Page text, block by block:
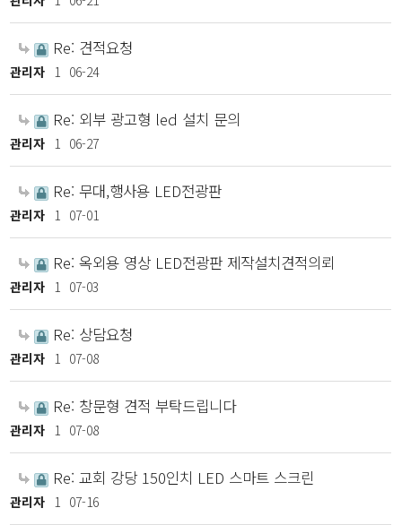
Re: 견적요청
관리자 1 06-24
Re: 외부 광고형 led 설치 문의
관리자 1 06-27
Re: 무대,행사용 LED전광판
관리자 1 07-01
Re: 옥외용 영상 LED전광판 제작설치견적의뢰
관리자 1 07-03
Re: 상담요청
관리자 1 07-08
Re: 창문형 견적 부탁드립니다
관리자 1 07-08
Re: 교회 강당 150인치 LED 스마트 스크린
관리자 1 07-16